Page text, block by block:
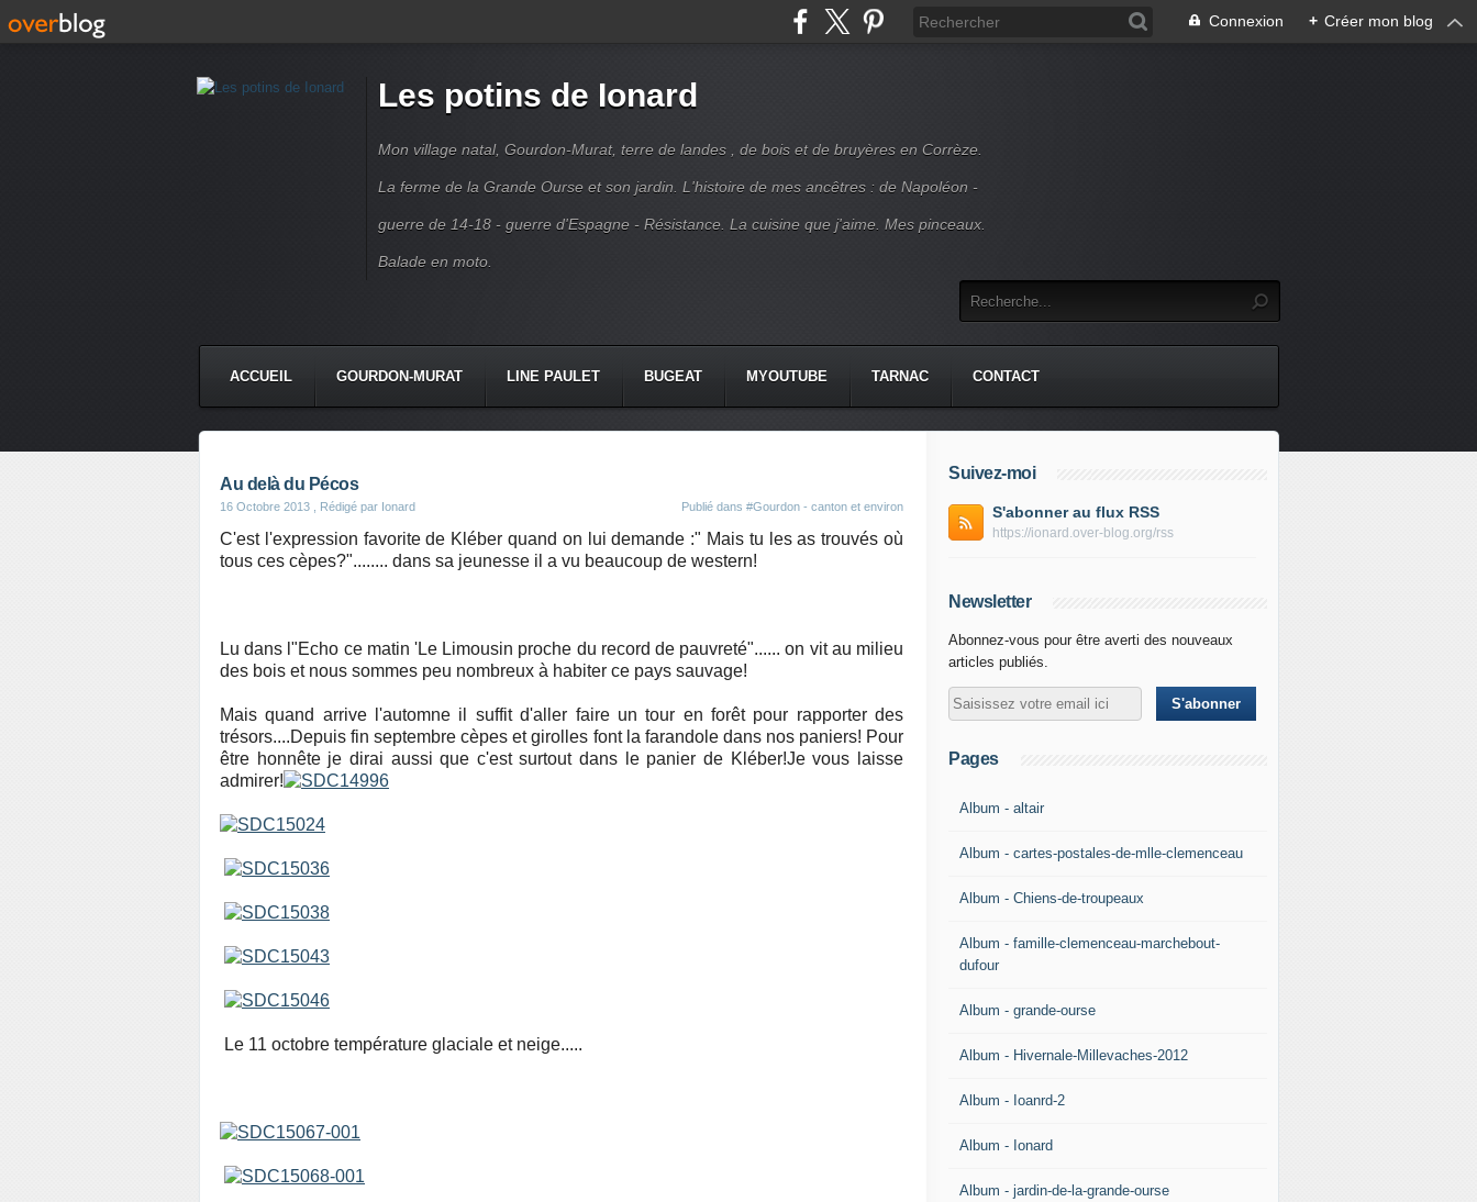
Connexion + Créer mon blog
Les potins de Ionard
Mon village natal, Gourdon-Murat, terre de landes , de bois et de bruyères en Corrèze.
La ferme de la Grande Ourse et son jardin. L'histoire de mes ancêtres : de Napoléon -
guerre de 14-18 - guerre d'Espagne - Résistance. La cuisine que j'aime. Mes pinceaux.
Balade en moto.
ACCUEIL GOURDON-MURAT LINE PAULET BUGEAT MYOUTUBE TARNAC CONTACT
Au delà du Pécos
16 Octobre 2013 , Rédigé par Ionard Publié dans #Gourdon - canton et environ
C'est l'expression favorite de Kléber quand on lui demande :" Mais tu les as trouvés où
tous ces cèpes?"........ dans sa jeunesse il a vu beaucoup de western!
Lu dans l"Echo ce matin 'Le Limousin proche du record de pauvreté"...... on vit au milieu
des bois et nous sommes peu nombreux à habiter ce pays sauvage!
Mais quand arrive l'automne il suffit d'aller faire un tour en forêt pour rapporter des
trésors....Depuis fin septembre cèpes et girolles font la farandole dans nos paniers! Pour
être honnête je dirai aussi que c'est surtout dans le panier de Kléber!Je vous laisse
admirer!
Le 11 octobre température glaciale et neige.....
Suivez-moi
S'abonner au flux RSS
https://ionard.over-blog.org/rss
Newsletter
Abonnez-vous pour être averti des nouveaux
articles publiés.
Pages
Album - altair
Album - cartes-postales-de-mlle-clemenceau
Album - Chiens-de-troupeaux
Album - famille-clemenceau-marchebout-
dufour
Album - grande-ourse
Album - Hivernale-Millevaches-2012
Album - Ioanrd-2
Album - Ionard
Album - jardin-de-la-grande-ourse